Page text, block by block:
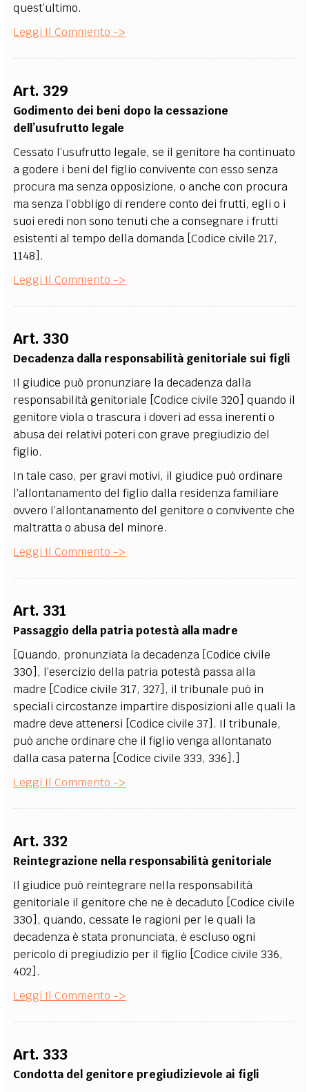
quest’ultimo.
Leggi Il Commento ->
Art. 329
Godimento dei beni dopo la cessazione
dell’usufrutto legale
Cessato l’usufrutto legale, se il genitore ha continuato
a godere i beni del figlio convivente con esso senza
procura ma senza opposizione, o anche con procura
ma senza l’obbligo di rendere conto dei frutti, egli o i
suoi eredi non sono tenuti che a consegnare i frutti
esistenti al tempo della domanda [Codice civile 217,
1148].
Leggi Il Commento ->
Art. 330
Decadenza dalla responsabilità genitoriale sui figli
Il giudice può pronunziare la decadenza dalla
responsabilità genitoriale [Codice civile 320] quando il
genitore viola o trascura i doveri ad essa inerenti o
abusa dei relativi poteri con grave pregiudizio del
figlio.
In tale caso, per gravi motivi, il giudice può ordinare
l’allontanamento del figlio dalla residenza familiare
ovvero l’allontanamento del genitore o convivente che
maltratta o abusa del minore.
Leggi Il Commento ->
Art. 331
Passaggio della patria potestà alla madre
[Quando, pronunziata la decadenza [Codice civile
330], l’esercizio della patria potestà passa alla
madre [Codice civile 317, 327], il tribunale può in
speciali circostanze impartire disposizioni alle quali la
madre deve attenersi [Codice civile 37]. Il tribunale,
può anche ordinare che il figlio venga allontanato
dalla casa paterna [Codice civile 333, 336].]
Leggi Il Commento ->
Art. 332
Reintegrazione nella responsabilità genitoriale
Il giudice può reintegrare nella responsabilità
genitoriale il genitore che ne è decaduto [Codice civile
330], quando, cessate le ragioni per le quali la
decadenza è stata pronunciata, è escluso ogni
pericolo di pregiudizio per il figlio [Codice civile 336,
402].
Leggi Il Commento ->
Art. 333
Condotta del genitore pregiudizievole ai figli